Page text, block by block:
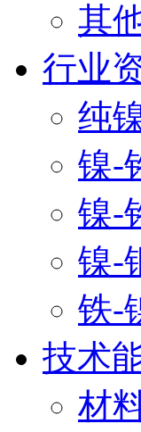
其
行业
纯
镍-
镍-
镍-
铁-
技术
材